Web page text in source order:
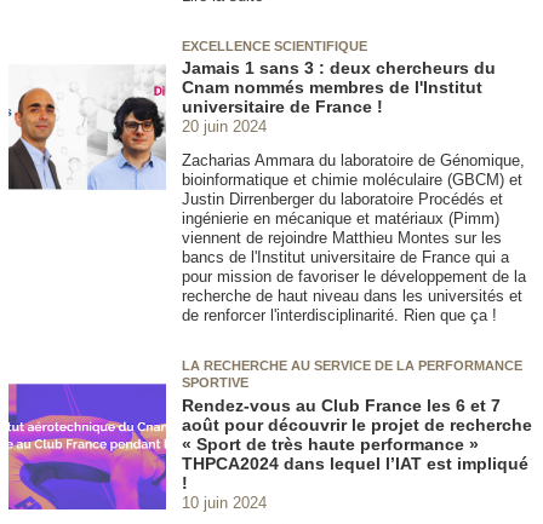
EXCELLENCE SCIENTIFIQUE
Jamais 1 sans 3 : deux chercheurs du
Cnam nommés membres de l'Institut
universitaire de France !
20 juin 2024
Zacharias Ammara du laboratoire de Génomique,
bioinformatique et chimie moléculaire (GBCM) et
Justin Dirrenberger du laboratoire Procédés et
ingénierie en mécanique et matériaux (Pimm)
viennent de rejoindre Matthieu Montes sur les
bancs de l'Institut universitaire de France qui a
pour mission de favoriser le développement de la
recherche de haut niveau dans les universités et
de renforcer l'interdisciplinarité. Rien que ça !
LA RECHERCHE AU SERVICE DE LA PERFORMANCE
SPORTIVE
Rendez-vous au Club France les 6 et 7
août pour découvrir le projet de recherche
« Sport de très haute performance »
THPCA2024 dans lequel l’IAT est impliqué
!
10 juin 2024